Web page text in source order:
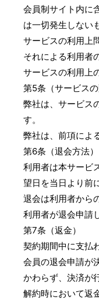
会員制サイト内に
は一切発生しない
サービスの利用上
それによる利用者
サービスの利用上
第5条（サービス
弊社は、サービス
す。
弊社は、前項によ
第6条（退会方法）
利用者は本サービ
望日を当日より前
退会は利用者から
利用者が退会申請
第7条（返金）
契約期間中に支払
会員の退会申請が
かわらず、決済が
解約時において返